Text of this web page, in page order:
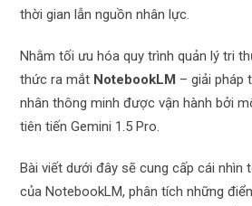
thời gian lẫn nguồn nhân lực.
Nhằm tối ưu hóa quy trình quản lý tri
thức ra mắt NotebookLM – giải pháp
nhân thông minh được vận hành bởi
tiên tiến Gemini 1.5 Pro.
Bài viết dưới đây sẽ cung cấp cái nhìn
của NotebookLM, phân tích những